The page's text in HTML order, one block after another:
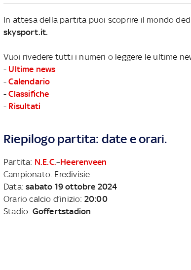
In attesa della partita puoi scoprire il mondo
skysport.it.
Vuoi rivedere tutti i numeri o leggere le ultime
- Ultime news
-Calendario
-Classifiche
- Risultati
Riepilogo partita: date e orari.
Partita: N.E.C.–Heerenveen
Campionato: Eredivisie
Data:sabato 19 ottobre 2024
Orario calcio d’inizio: 20:00
Stadio: Goffertstadion